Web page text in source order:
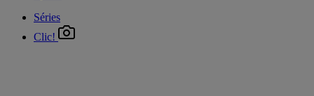
Séries
Clic!